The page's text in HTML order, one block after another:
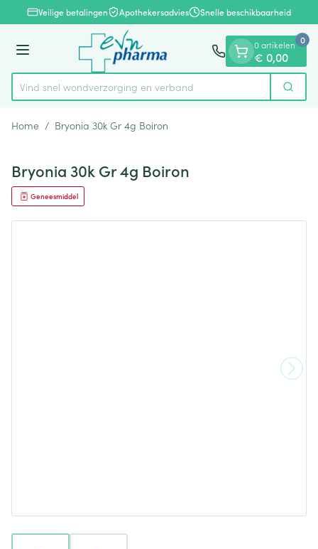
Ga naar de inhoud
1 van 1Veilige betalingen Apothekersadvies Snelle beschikbaarheid
Menu
Product, merk, categorie...
Vind snel wondverzorging en verban Zoek
0 artikelen
€ 0,00
0
Home / Bryonia 30k Gr 4g Boiron
Bryonia 30k Gr 4g Boiron
Geneesmiddel